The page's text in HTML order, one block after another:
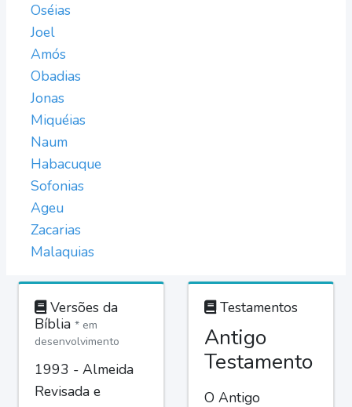
Oséias
Joel
Amós
Obadias
Jonas
Miquéias
Naum
Habacuque
Sofonias
Ageu
Zacarias
Malaquias
Versões da
Bíblia * em
desenvolvimento
1993 - Almeida
Revisada e
Testamentos
Antigo
Testamento
O Antigo